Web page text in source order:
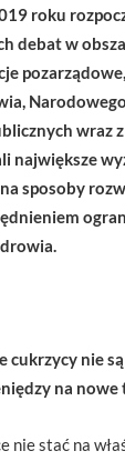
roku
debat w
wraz
największe
sposoby
cukrzycy nie
na nowe
nie stać na